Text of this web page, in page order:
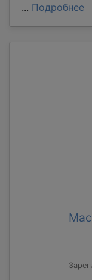
... Подробнее